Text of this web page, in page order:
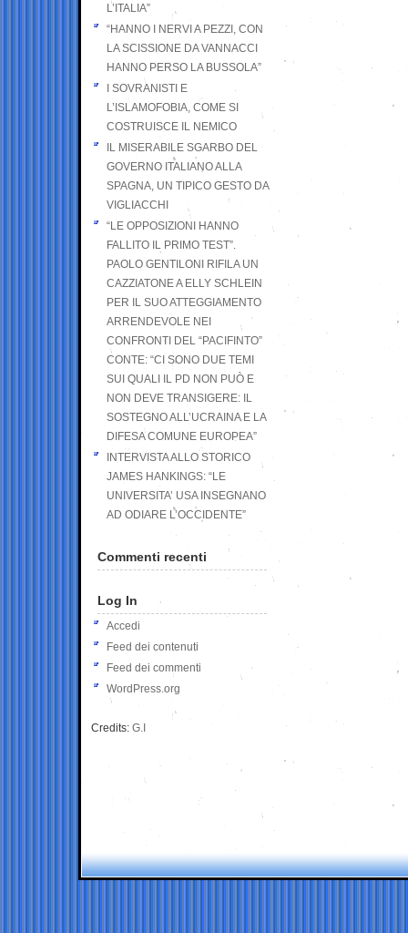
L’ITALIA”
“HANNO I NERVI A PEZZI, CON
LA SCISSIONE DA VANNACCI
HANNO PERSO LA BUSSOLA”
I SOVRANISTI E
L’ISLAMOFOBIA, COME SI
COSTRUISCE IL NEMICO
IL MISERABILE SGARBO DEL
GOVERNO ITALIANO ALLA
SPAGNA, UN TIPICO GESTO DA
VIGLIACCHI
“LE OPPOSIZIONI HANNO
FALLITO IL PRIMO TEST”.
PAOLO GENTILONI RIFILA UN
CAZZIATONE A ELLY SCHLEIN
PER IL SUO ATTEGGIAMENTO
ARRENDEVOLE NEI
CONFRONTI DEL “PACIFINTO”
CONTE: “CI SONO DUE TEMI
SUI QUALI IL PD NON PUÒ E
NON DEVE TRANSIGERE: IL
SOSTEGNO ALL’UCRAINA E LA
DIFESA COMUNE EUROPEA”
INTERVISTA ALLO STORICO
JAMES HANKINGS: “LE
UNIVERSITA’ USA INSEGNANO
AD ODIARE L’OCCIDENTE”
Commenti recenti
Log In
Accedi
Feed dei contenuti
Feed dei commenti
WordPress.org
Credits: G.I